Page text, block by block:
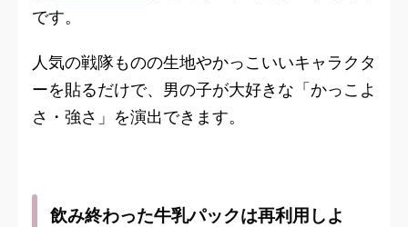
です。
人気の戦隊ものの生地やかっこいいキャラクタ
ーを貼るだけで、男の子が大好きな「かっこよ
さ・強さ」を演出できます。
飲み終わった牛乳パックは再利用しよ